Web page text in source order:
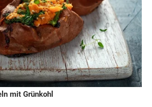
mit Grünkohl